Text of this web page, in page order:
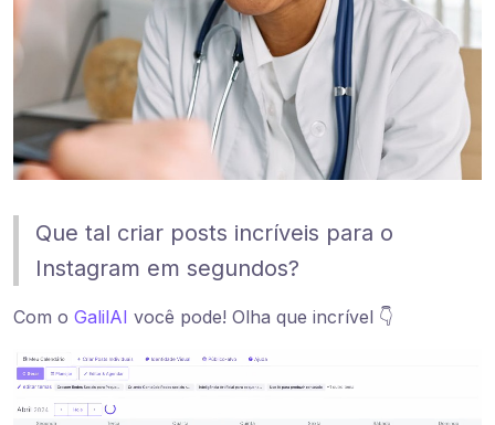
Que tal criar posts incríveis para o
Instagram em segundos?
Com o GalilAI você pode! Olha que incrível 👇